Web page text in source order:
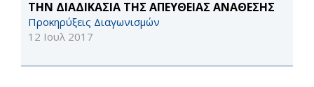
ΤΗΝ ΔΙΑΔΙΚΑΣΙΑ ΤΗΣ ΑΠΕΥΘΕΙΑΣ ΑΝΑΘΕΣΗΣ
Προκηρύξεις Διαγωνισμών
12 Ιουλ 2017